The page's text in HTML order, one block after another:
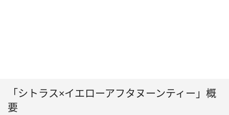
「シトラス×イエローアフタヌーンティー」概
要